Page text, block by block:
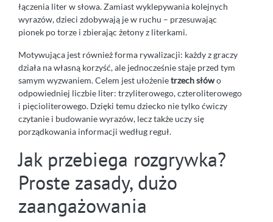
łączenia liter w słowa. Zamiast wyklepywania kolejnych
wyrazów, dzieci zdobywają je w ruchu – przesuwając
pionek po torze i zbierając żetony z literkami.
Motywująca jest również forma rywalizacji: każdy z graczy
działa na własną korzyść, ale jednocześnie staje przed tym
samym wyzwaniem. Celem jest ułożenietrzech słówo
odpowiedniej liczbie liter: trzyliterowego, czteroliterowego
i pięcioliterowego. Dzięki temu dziecko nie tylko ćwiczy
czytanie i budowanie wyrazów, lecz także uczy się
porządkowania informacji według reguł.
Jak przebiega rozgrywka?
Proste zasady, dużo
zaangażowania